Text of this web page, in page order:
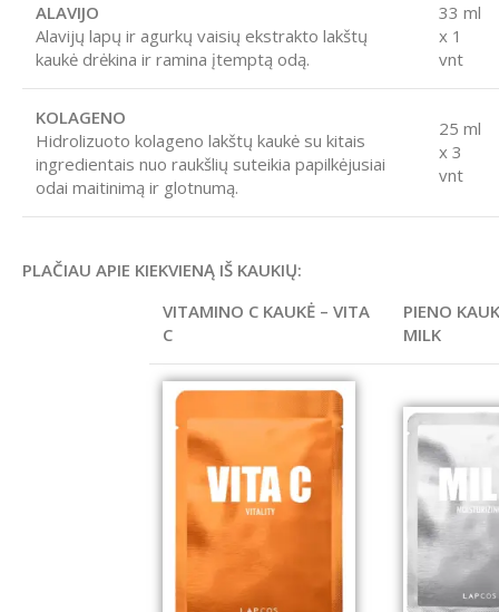
ALAVIJO
Alavijų lapų ir agurkų vaisių ekstrakto lakštų
kaukė drėkina ir ramina įtemptą odą.
33 ml
x 1
vnt
KOLAGENO
Hidrolizuoto kolageno lakštų kaukė su kitais
ingredientais nuo raukšlių suteikia papilkėjusiai
odai maitinimą ir glotnumą.
25 ml
x 3
vnt
PLAČIAU APIE KIEKVIENĄ IŠ KAUKIŲ:
VITAMINO C KAUKĖ – VITA
C
PIENO
MILK